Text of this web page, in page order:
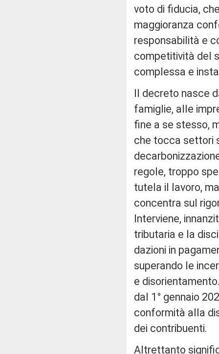
voto di fiducia,
maggioranza
responsabilità e
competitività del
complessa e
Il decreto nasce
famiglie, alle
fine a se stesso,
che tocca settori
regole, troppo
tutela il lavoro,
concentra sul
Interviene,
tributaria e la
dazioni in
superando le
e
dal 1° gennaio
conformità alla
dei contribuenti.
Altrettanto